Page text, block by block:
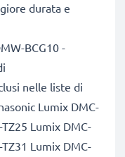
durata e
BCG10 -
nelle liste di
Lumix DMC-
Lumix DMC-
Lumix DMC-